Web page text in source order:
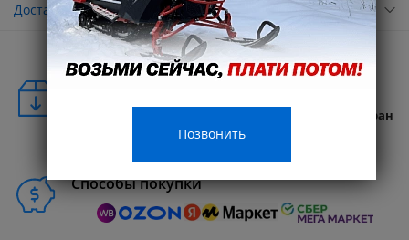
Доставка
Бесплатная доставка в любую точку России и стран
СНГ
Способы покупки
Позвонить